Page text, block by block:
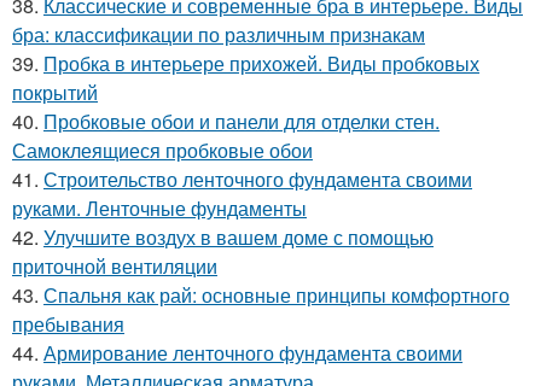
бра: классификации по различным признакам
39. Пробка в интерьере прихожей. Виды пробковых
покрытий
40. Пробковые обои и панели для отделки стен.
Самоклеящиеся пробковые обои
41. Строительство ленточного фундамента своими
руками. Ленточные фундаменты
42. Улучшите воздух в вашем доме с помощью
приточной вентиляции
43. Спальня как рай: основные принципы комфортного
пребывания
44. Армирование ленточного фундамента своими